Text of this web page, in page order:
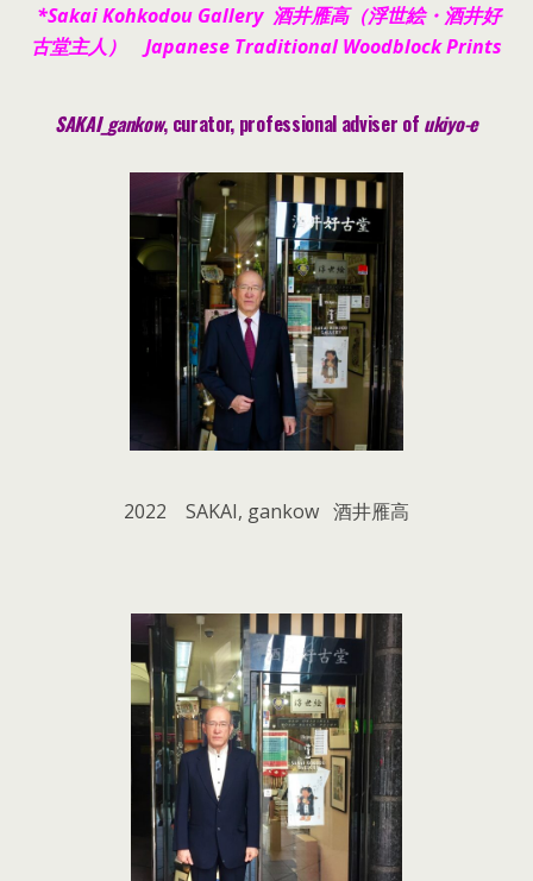
*Sakai Kohkodou Gallery 酒井雁高（浮世絵・酒井好
古堂主人） Japanese Traditional Woodblock Prints
SAKAI_gankow, curator, professional adviser of ukiyo-e
2022 SAKAI, gankow 酒井雁高